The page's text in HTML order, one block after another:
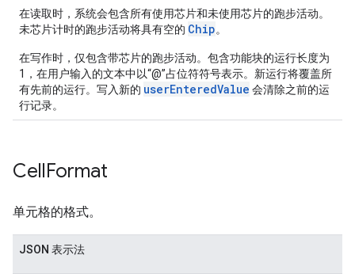
在读取时，系统会包含所有使用芯片和未使用芯片的跑步活动。
未芯片计时的跑步活动将具有空的 Chip。
在写作时，仅包含带芯片的跑步活动。包含功能块的运行长度为
1，在用户输入的文本中以“@”占位符符号表示。新运行将覆盖所
有先前的运行。写入新的 userEnteredValue 会清除之前的运
行记录。
CellFormat
单元格的格式。
JSON 表示法